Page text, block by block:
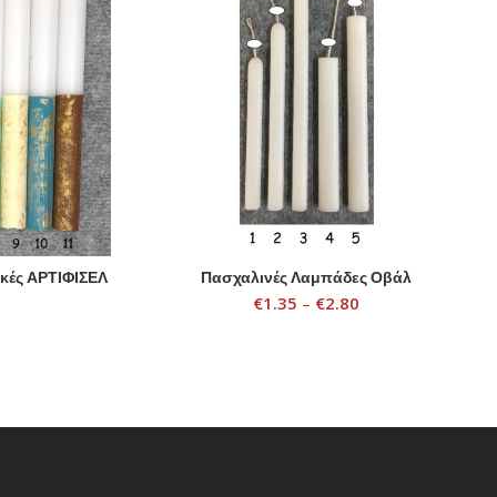
ΑΡΤΙΦΙΣΕΛ SELECT OPTIONS
Πασχαλινές Λαμπάδες Οβάλ
€1.35 – €2.80